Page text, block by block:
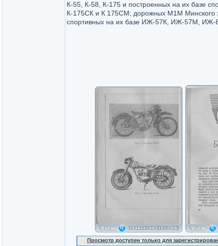
К-55, К-58, К-175 и построенных на их базе
К-175СК и К 175СМ; дорожных М1М Минского
спортивных на их базе ИЖ-57К, ИЖ-57М,
Просмотр доступен только для